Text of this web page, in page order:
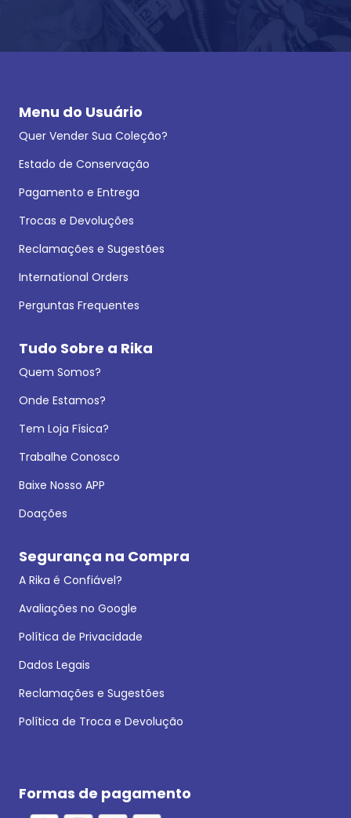
Menu do Usuário
Quer Vender Sua Coleção?
Estado de Conservação
Pagamento e Entrega
Trocas e Devoluções
Reclamações e Sugestões
International Orders
Perguntas Frequentes
Tudo Sobre a Rika
Quem Somos?
Onde Estamos?
Tem Loja Física?
Trabalhe Conosco
Baixe Nosso APP
Doações
Segurança na Compra
A Rika é Confiável?
Avaliações no Google
Política de Privacidade
Dados Legais
Reclamações e Sugestões
Política de Troca e Devolução
Formas de pagamento